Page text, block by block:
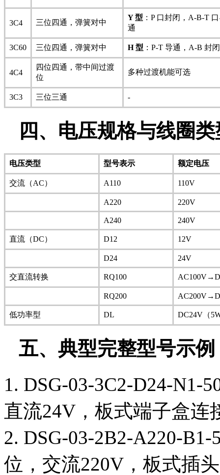
3C4 三位四通，弹簧对中
Y 型 ：P 口封闭，A-B-T
通
3C60 三位四通，弹簧对中 H 型 ：P-T 导通，A-B 封闭
4C4
四位四通，带中间过渡
位
多种过渡机能可选
3C3 三位三通 -
四、电压规格与线圈类
电压类型 型号表示 额定电压
交流（AC） A110 110V
A220 220V
A240 240V
直流（DC） D12 12V
D24 24V
交直流转换 RQ100
RQ200
低功率型 DL DC24V（
五、典型完整型号示例
1. DSG-03-3C2-D24-N1-
直流24V，板式端子盒连
2. DSG-03-2B2-A220-
位，交流220V，板式插